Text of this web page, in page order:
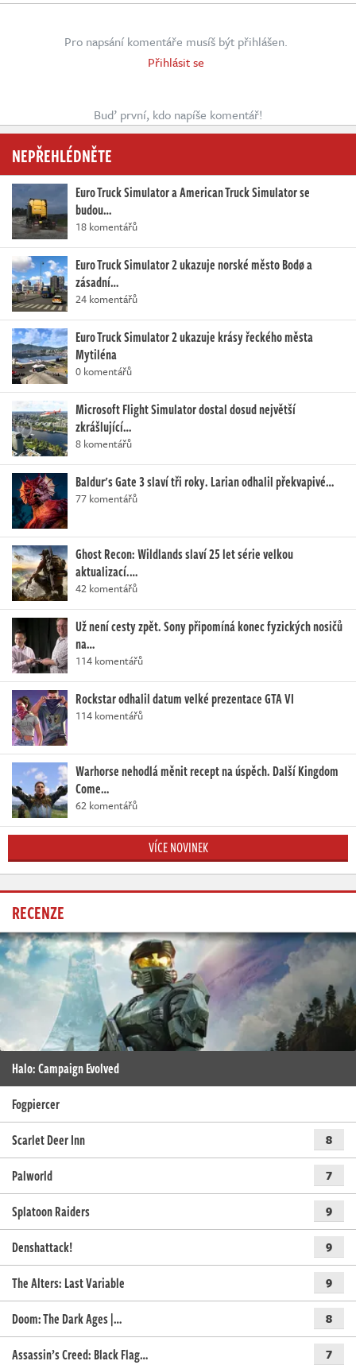
Pro napsání komentáře musíš být přihlášen.
Přihlásit se
Buď první, kdo napíše komentář!
NEPŘEHLÉDNĚTE
Euro Truck Simulator a American Truck Simulator se
budou…
18 komentářů
Euro Truck Simulator 2 ukazuje norské město Bodø a
zásadní…
24 komentářů
Euro Truck Simulator 2 ukazuje krásy řeckého města
Mytiléna
0 komentářů
Microsoft Flight Simulator dostal dosud největší
zkrášlující…
8 komentářů
Baldur's Gate 3 slaví tři roky. Larian odhalil překvapivé…
77 komentářů
Ghost Recon: Wildlands slaví 25 let série velkou
aktualizací.…
42 komentářů
Už není cesty zpět. Sony připomíná konec fyzických nosičů
na…
114 komentářů
Rockstar odhalil datum velké prezentace GTA VI
114 komentářů
Warhorse nehodlá měnit recept na úspěch. Další Kingdom
Come…
62 komentářů
VÍCE NOVINEK
RECENZE
Halo: Campaign Evolved
Fogpiercer
Scarlet Deer Inn
8
Palworld 7
Splatoon Raiders 9
Denshattack! 9
The Alters: Last Variable 9
Doom: The Dark Ages |… 8
Assassin’s Creed: Black Flag… 7